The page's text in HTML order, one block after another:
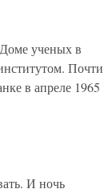
ученых в
Почти
в апреле 1965
И ночь